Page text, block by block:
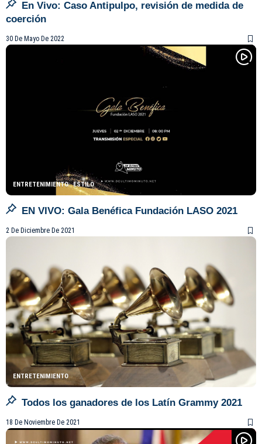
En Vivo: Caso Antipulpo, revisión de medida de
coerción
30 De Mayo De 2022
ENTRETENIMIENTO ESTILO
EN VIVO: Gala Benéfica Fundación LASO 2021
2 De Diciembre De 2021
ENTRETENIMIENTO
Todos los ganadores de los Latín Grammy 2021
18 De Noviembre De 2021